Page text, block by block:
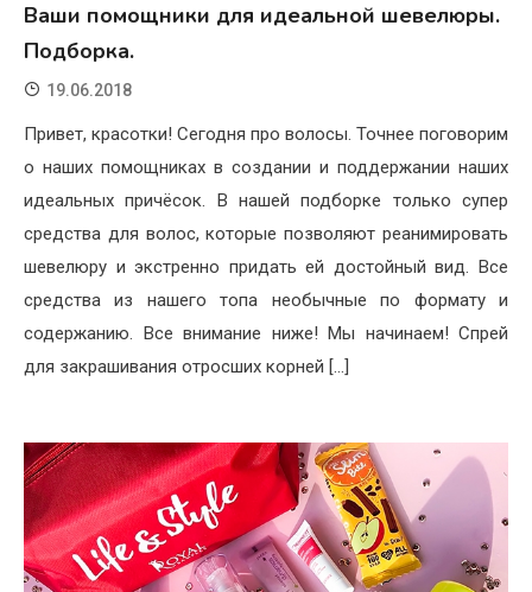
Ваши помощники для идеальной шевелюры.
Подборка.
19.06.2018
Привет, красотки! Сегодня про волосы. Точнее поговорим
о наших помощниках в создании и поддержании наших
идеальных причёсок. В нашей подборке только супер
средства для волос, которые позволяют реанимировать
шевелюру и экстренно придать ей достойный вид. Все
средства из нашего топа необычные по формату и
содержанию. Все внимание ниже! Мы начинаем! Спрей
для закрашивания отросших корней […]